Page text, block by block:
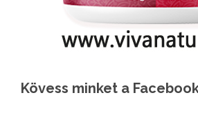
Kövess minket a